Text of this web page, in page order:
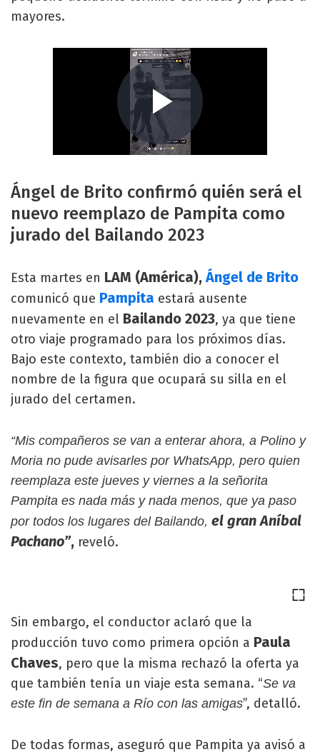
mayores.
Ángel de Brito confirmó quién será el
nuevo reemplazo de Pampita como
jurado del Bailando 2023
Esta martes en LAM (América), Ángel de Brito
comunicó que Pampita estará ausente
nuevamente en el Bailando 2023, ya que tiene
otro viaje programado para los próximos días.
Bajo este contexto, también dio a conocer el
nombre de la figura que ocupará su silla en el
jurado del certamen.
“Mis compañeros se van a enterar ahora, a Polino y
Moria no pude avisarles por WhatsApp, pero quien
reemplaza este jueves y viernes a la señorita
Pampita es nada más y nada menos, que ya paso
por todos los lugares del Bailando, el gran Aníbal
Pachano”, reveló.
Sin embargo, el conductor aclaró que la
producción tuvo como primera opción a Paula
Chaves, pero que la misma rechazó la oferta ya
que también tenía un viaje esta semana. “Se va
este fin de semana a Río con las amigas”, detalló.
De todas formas, aseguró que Pampita ya avisó a